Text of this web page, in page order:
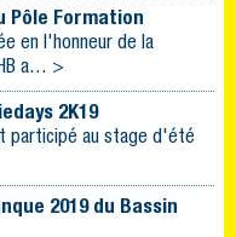
Pôle Formation
en l'honneur de la
a… >
2K19
participé au stage d'été
2019 du Bassin